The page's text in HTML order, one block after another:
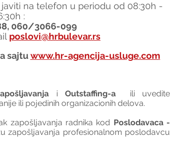
na telefon u periodu od 08:30h -
:
060/3066-099
poslovi@hrbulevar.rs
sajtu www.hr-agencija-usluge.com
i Outstaffing-a
ili pojedinih organizacionih delova.
zapošljavanja radnika kod Poslodavaca -
zapošljavanja profesionalnom poslodavcu